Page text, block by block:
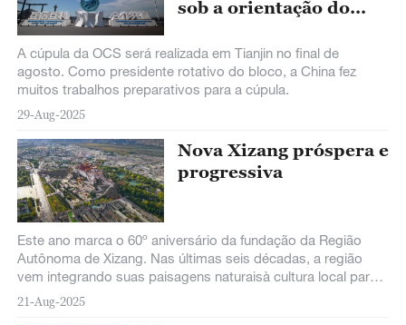
sob a orientação do
A cúpula da OCS será realizada em Tianjin no final de
agosto. Como presidente rotativo do bloco, a China fez
muitos trabalhos preparativos para a cúpula.
29-Aug-2025
Nova Xizang próspera e
progressiva
Este ano marca o 60º aniversário da fundação da Região
Autônoma de Xizang. Nas últimas seis décadas, a região
vem integrando suas paisagens naturaisà cultura local para
impulsionar o vibrante setor
21-Aug-2025